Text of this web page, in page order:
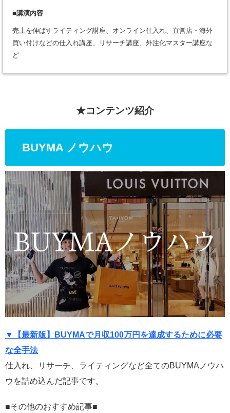
■講演内容
売上を伸ばすライティング講座、オンライン仕入れ、直営店・海外
買い付けなどの仕入れ講座、リサーチ講座、外注化マスター講座な
ど
★コンテンツ紹介
BUYMA ノウハウ
▼【最新版】BUYMAで月収100万円を達成するために必要
な全手法
仕入れ、リサーチ、ライティングなど全てのBUYMAノウハ
ウを詰め込んだ記事です。
■その他のおすすめ記事■